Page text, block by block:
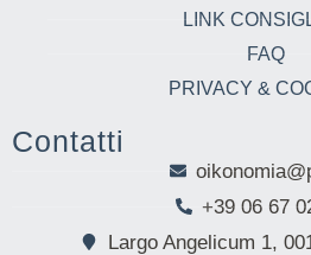
LINK
FAQ
PRIVACY &
Contatti
+39 06 67
Largo Angelicum 1,